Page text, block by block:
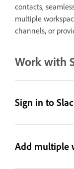
contacts,
multiple
channels, or
Work with
Sign in to
Add multiple